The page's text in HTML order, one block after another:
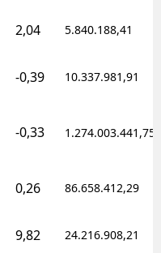
2,04 5.840.188,41
-0,39 10.337.981,91
-0,33 1.274.003.441,75
0,26 86.658.412,29
9,82 24.216.908,21